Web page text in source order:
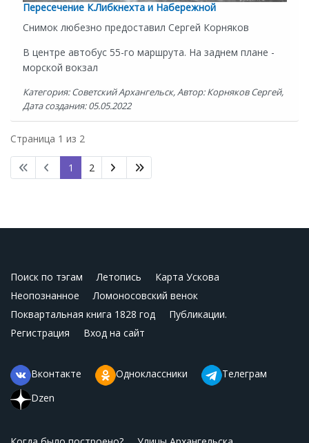
Пересечение К.Либкнехта и Набережной
Снимок любезно предоставил Сергей Корняков
В центре автобус 55-го маршрута. На заднем плане -
морской вокзал
Категория: Советский Архангельск, Автор: Корняков Сергей,
Дата создания: 05.05.2022
Страница 1 из 2
1 2
Поиск по тэгам Летопись
Карта Ускова
Неопознанное
Ломоносовский венок
Поквартальная книга 1828 год
Публикации.
Регистрация
Вход на сайт
Вконтакте Одноклассники
Телеграм
Dzen